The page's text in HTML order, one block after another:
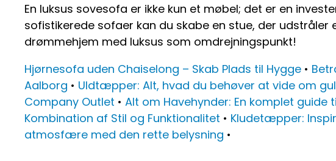
En luksus sovesofa er ikke kun et møbel; det er en
sofistikerede sofaer kan du skabe en stue, der
drømmehjem med luksus som omdrejningspunkt!
Hjørnesofa uden Chaiselong – Skab Plads til Hygge •
Aalborg • Uldtæpper: Alt, hvad du behøver at vide om
Company Outlet • Alt om Havehynder: En komplet
Kombination af Stil og Funktionalitet • Kludetæpper:
atmosfære med den rette belysning •